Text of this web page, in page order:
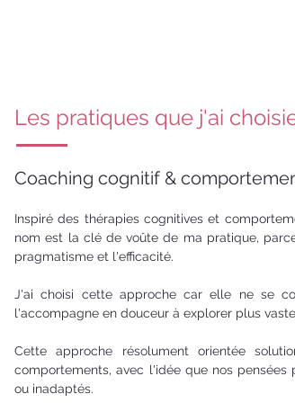
Les pratiques que j'ai
Coaching cognitif &
Inspiré des thérapies cognitives et
nom est la clé de voûte de ma pratique,
pragmatisme et l'efficacité.
J'ai choisi cette approche car elle ne se
l'accompagne en douceur à explorer plus
Cette approche résolument orientée
comportements, avec l'idée que nos
ou inadaptés.